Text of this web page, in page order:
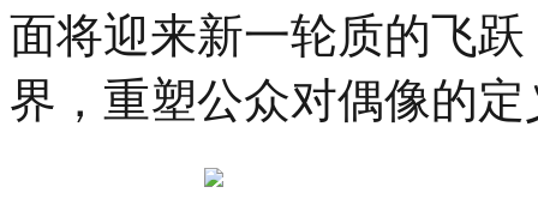
面将迎来新一轮质的飞
界，重塑公众对偶像的